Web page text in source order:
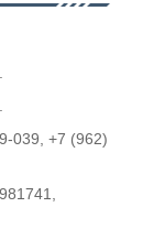
039, +7 (962)